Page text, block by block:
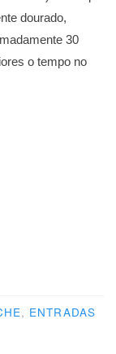
dourado,
30
o tempo no
, ENTRADAS